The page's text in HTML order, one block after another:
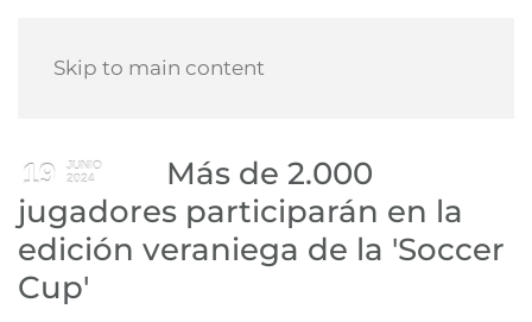
Skip to main content
19
JUNIO
2024
Más de 2.000
jugadores participarán en la
edición veraniega de la 'Soccer
Cup'